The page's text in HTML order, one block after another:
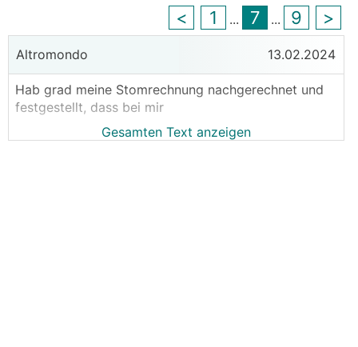
< 1 ... 7 ... 9 >
Altromondo 13.02.2024
Hab grad meine Stomrechnung nachgerechnet und
festgestellt, dass bei mir
Gesamten Text anzeigen